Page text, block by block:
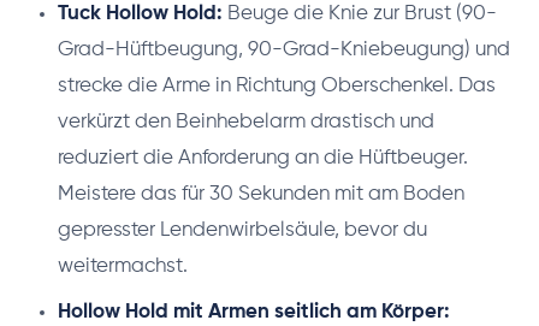
Tuck Hollow Hold: Beuge die Knie zur Brust (90-
Grad-Hüftbeugung, 90-Grad-Kniebeugung) und
strecke die Arme in Richtung Oberschenkel. Das
verkürzt den Beinhebelarm drastisch und
reduziert die Anforderung an die Hüftbeuger.
Meistere das für 30 Sekunden mit am Boden
gepresster Lendenwirbelsäule, bevor du
weitermachst.
Hollow Hold mit Armen seitlich am Körper: